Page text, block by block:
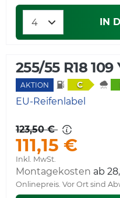
IN
255/55 R18 109
AKTION C
EU-Reifenlabel
123,50 €
111,15 €
Inkl. MwSt.
Montagekosten ab
Onlinepreis. Vor Ort sind